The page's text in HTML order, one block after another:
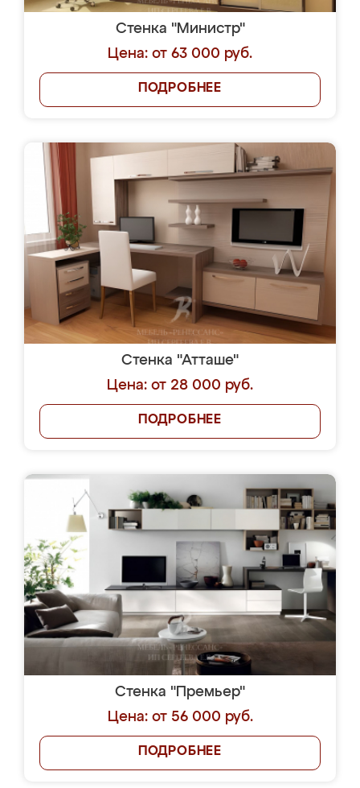
Стенка "Министр"
Цена: от 63 000 руб.
ПОДРОБНЕЕ
Стенка "Атташе"
Цена: от 28 000 руб.
ПОДРОБНЕЕ
Стенка "Премьер"
Цена: от 56 000 руб.
ПОДРОБНЕЕ